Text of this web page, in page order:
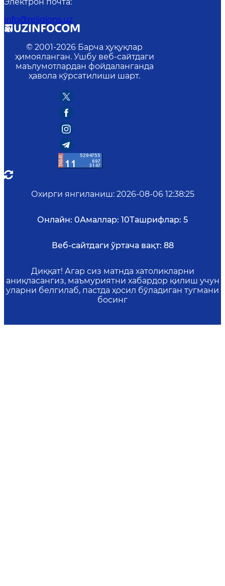
info@religions.uz
© 2001-2026 Барча ҳуқуқлар
ҳимояланган. Ушбу веб-сайтдаги
маълумотлардан фойдаланганда
ҳавола кўрсатилиши шарт.
Охирги янгиланиш: 2026-08-06 12:38:25
Онлайн: 0Амаллар: 10Ташрифлар: 5
Веб-сайтдаги ўртача вақт: 88
Диққат! Агар сиз матнда хатоликларни
аниқласангиз, маъмуриятни хабардор қилиш учун
уларни белгилаб, пастда ҳосил бўладиган тугмани
босинг